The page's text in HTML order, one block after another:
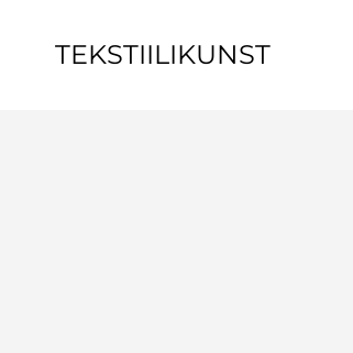
TEKSTIILIKUNST